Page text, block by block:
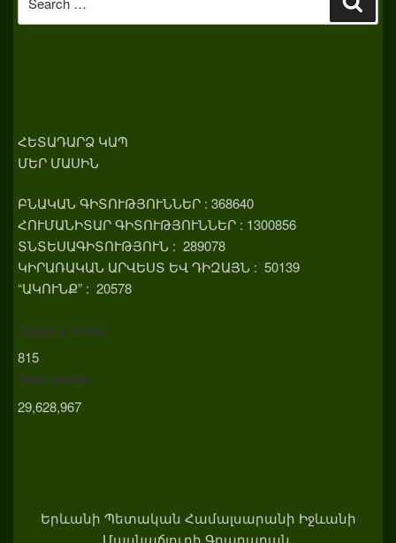
for:
ՀԵՏԱԴԱՐՁ ԿԱՊ
ՄԵՐ ՄԱՍԻՆ
ԲՆԱԿԱՆ ԳԻՏՈՒԹՅՈՒՆՆԵՐ : 368640
ՀՈՒՄԱՆԻՏԱՐ ԳԻՏՈՒԹՅՈՒՆՆԵՐ : 1300856
ՏՆՏԵՍԱԳԻՏՈՒԹՅՈՒՆ : 289078
ԿԻՐԱՌԱԿԱՆ ԱՐՎԵՍՏ ԵՎ ԴԻԶԱՅՆ : 50139
“ԱԿՈՒՆՔ” : 20578
Today's Visits:
815
Total Visits:
29,628,967
Երևանի Պետական Համալսարանի Իջևանի
Մասնաճյուղի Գրադարան.